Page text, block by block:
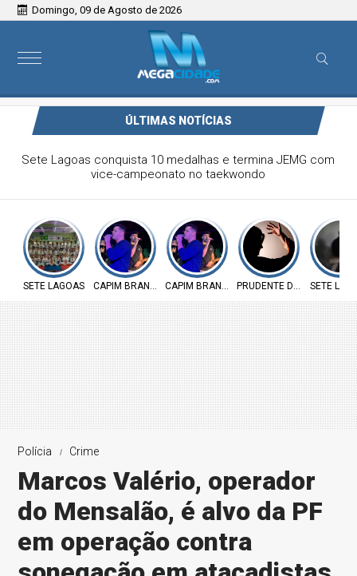
Domingo, 09 de Agosto de 2026
ÚLTIMAS NOTÍCIAS
Victor & Bruno são destaque no ForróCap em Capim
Branco
SETE LAGOAS CAPIM BRANCO CAPIM BRANCO PRUDENTE DE MORAIS
SETE
Polícia Crime
Marcos Valério, operador
do Mensalão, é alvo da PF
em operação contra